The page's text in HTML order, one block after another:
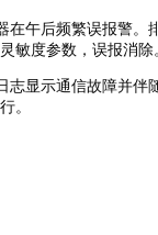
午后频繁误报警
敏度参数，误报消除
显示通信故障并
。